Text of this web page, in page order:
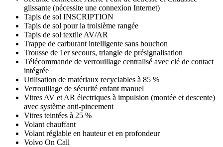
glissante (nécessite une connexion Internet)
Tapis de sol INSCRIPTION
Tapis de sol pour la troisième rangée
Tapis de sol textile AV/AR
Trappe de carburant intelligente sans bouchon
Trousse de 1er secours, triangle de présignalisation
Télécommande de verrouillage centralisé avec clé de contact
intégrée
Utilisation de matériaux recyclables à 85 %
Verrouillage de sécurité enfant manuel
Vitres AV et AR électriques à impulsion (montée et descente)
avec système anti-pincement
Vitres teintées à 25 %
Volant chauffant
Volant réglable en hauteur et en profondeur
Volvo On Call